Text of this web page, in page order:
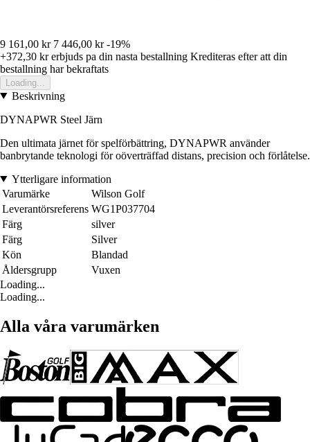
9 161,00 kr 7 446,00 kr -19%
+372,30 krerbjuds pa din nasta bestallning Krediteras efter att din
bestallning har bekraftats
Loading...
Beskrivning
DYNAPWR Steel Järn
Den ultimata järnet för spelförbättring, DYNAPWR använder
banbrytande teknologi för oöverträffad distans, precision och förlåtelse.
Ytterligare information
Varumärke
Wilson Golf
Leverantörsreferens WG1P037704
Färg
silver
Färg
Silver
Kön
Blandad
Åldersgrupp
Vuxen
Loading...
Loading...
Alla våra varumärken